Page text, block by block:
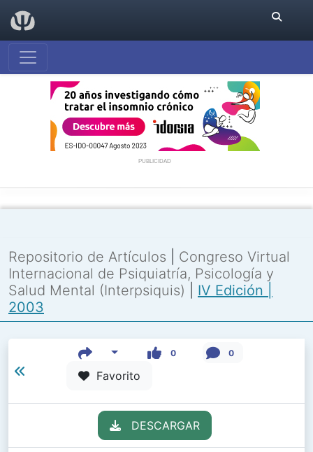
PUBLICIDAD
Repositorio de Artículos
Congreso Virtual
Internacional de Psiquiatría, Psicología y
Salud Mental (Interpsiquis)
IV Edición |
2003
0 0
Favorito
DESCARGAR